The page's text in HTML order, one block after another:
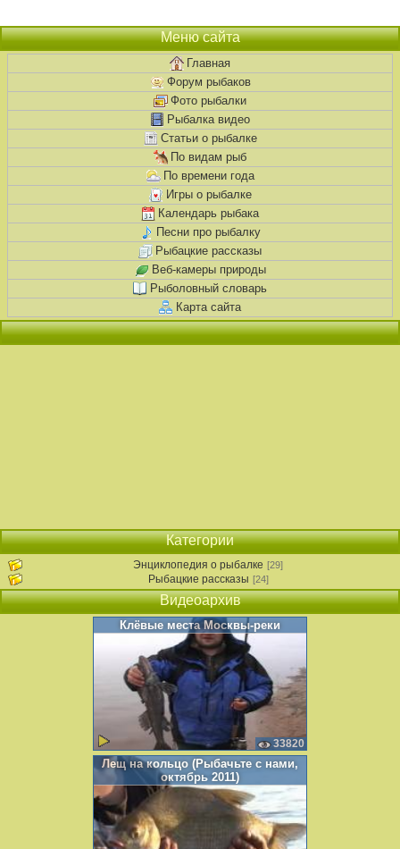
Меню сайта
Главная
Форум рыбаков
Фото рыбалки
Рыбалка видео
Статьи о рыбалке
По видам рыб
По времени года
Игры о рыбалке
Календарь рыбака
Песни про рыбалку
Рыбацкие рассказы
Веб-камеры природы
Рыболовный словарь
Карта сайта
Категории
Энциклопедия о рыбалке [29]
Рыбацкие рассказы [24]
Видеоархив
Клёвые места Москвы-реки
33820
Лещ на кольцо (Рыбачьте с нами,
октябрь 2011)